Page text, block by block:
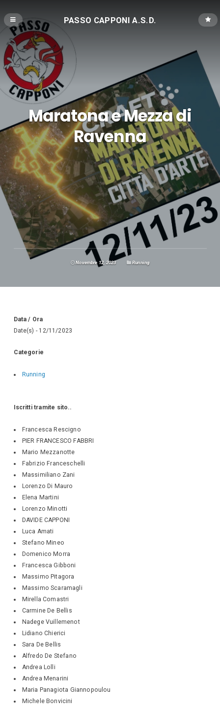
PASSO CAPPONI A.S.D.
Maratona e Mezza di
Ravenna
Novembre 12, 2023 Running
Data / Ora
Date(s) - 12/11/2023
Categorie
Running
Iscritti tramite sito..
Francesca Rescigno
PIER FRANCESCO FABBRI
Mario Mezzanotte
Fabrizio Franceschelli
Massimiliano Zani
Lorenzo Di Mauro
Elena Martini
Lorenzo Minotti
DAVIDE CAPPONI
Luca Amati
Stefano Mineo
Domenico Morra
Francesca Gibboni
Massimo Pitagora
Massimo Scaramagli
Mirella Comastri
Carmine De Bellis
Nadege Vuillemenot
Lidiano Chierici
Sara De Bellis
Alfredo De Stefano
Andrea Lolli
Andrea Menarini
Maria Panagiota Giannopoulou
Michele Bonvicini